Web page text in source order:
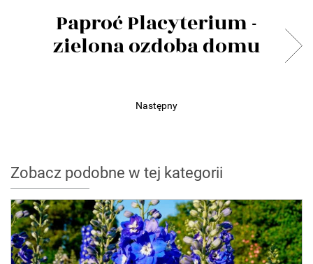
Paproć Placyterium -
zielona ozdoba domu
Następny
Zobacz podobne w tej kategorii